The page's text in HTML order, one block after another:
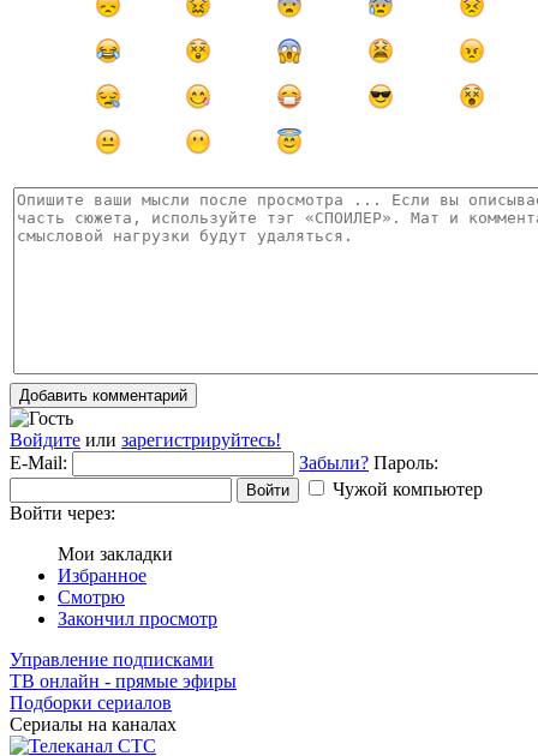
Добавить комментарий
Войдите или зарегистрируйтесь!
E-Mail:
Забыли? Пароль:
Войти
Чужой компьютер
Войти через:
Мои закладки
Избранное
Смотрю
Закончил просмотр
Управление подписками
ТВ онлайн - прямые эфиры
Подборки сериалов
Сериалы на каналах